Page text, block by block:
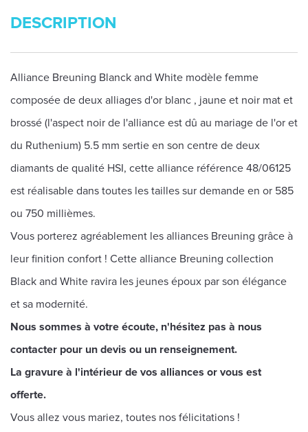
DESCRIPTION
Alliance Breuning Blanck and White modèle femme
composée de deux alliages d'or blanc , jaune et noir mat et
brossé (l'aspect noir de l'alliance est dû au mariage de l'or et
du Ruthenium) 5.5 mm sertie en son centre de deux
diamants de qualité HSI, cette alliance référence 48/06125
est réalisable dans toutes les tailles sur demande en or 585
ou 750 millièmes.
Vous porterez agréablement les alliances Breuning grâce à
leur finition confort ! Cette alliance Breuning collection
Black and White ravira les jeunes époux par son élégance
et sa modernité.
Nous sommes à votre écoute, n'hésitez pas à nous
contacter pour un devis ou un renseignement.
La gravure à l'intérieur de vos alliances or vous est
offerte.
Vous allez vous mariez, toutes nos félicitations !